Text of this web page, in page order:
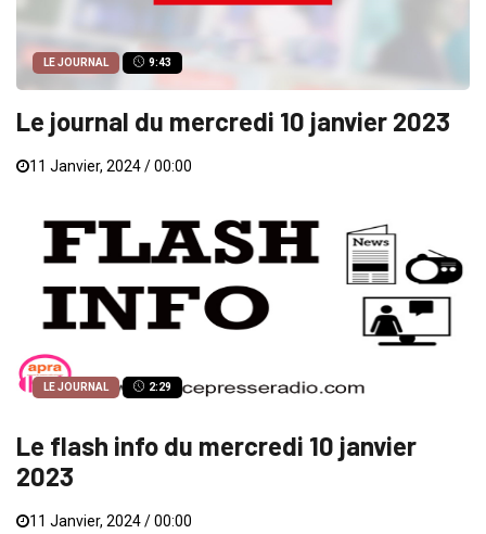
LE JOURNAL 9:43
Le journal du mercredi 10 janvier 2023
11 Janvier, 2024 / 00:00
LE JOURNAL 2:29
Le flash info du mercredi 10 janvier
2023
11 Janvier, 2024 / 00:00